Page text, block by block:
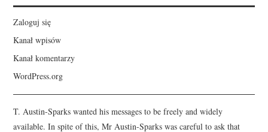
Zaloguj się
Kanał wpisów
Kanał komentarzy
WordPress.org
T. Austin-Sparks wanted his messages to be freely and widely
available. In spite of this, Mr Austin-Sparks was careful to ask that